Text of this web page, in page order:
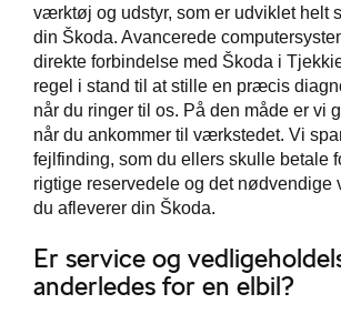
værktøj og udstyr, som er udviklet helt
din Škoda. Avancerede
direkte forbindelse med Škoda i
regel i stand til at stille en præcis
når du ringer til os. På den måde er vi
når du ankommer til værkstedet. Vi
fejlfinding, som du ellers skulle betale
rigtige reservedele og det nødvendige
du afleverer din Škoda.
Er service og
anderledes for en elbil?